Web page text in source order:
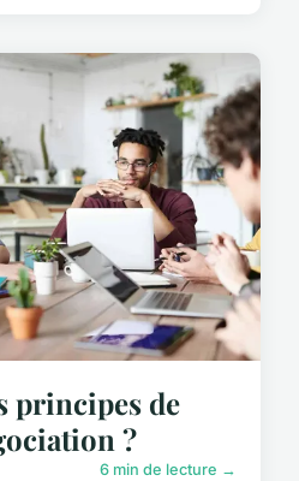
principes de
?
6 min de lecture →